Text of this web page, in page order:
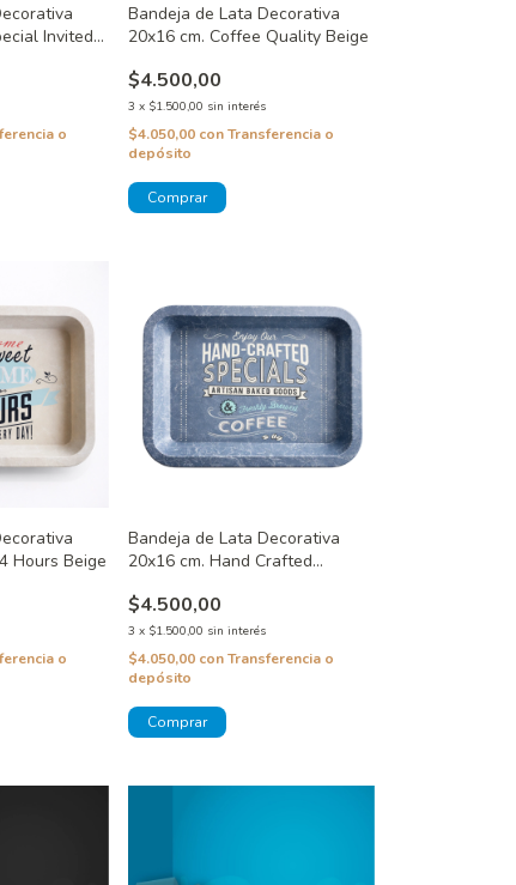
Invited
o
Bandeja de Lata Decorativa
20x16 cm. Coffee Quality Beige
$4.500,00
3 x $1.500,00 sin interés
$4.050,00 con Transferencia o
depósito
Hours Beige
o
Bandeja de Lata Decorativa
20x16 cm. Hand Crafted
$4.500,00
3 x $1.500,00 sin interés
$4.050,00 con Transferencia o
depósito